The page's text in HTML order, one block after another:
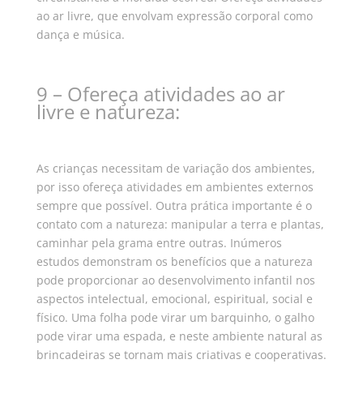
ao ar livre, que envolvam expressão corporal como
dança e música.
9 – Ofereça atividades ao ar
livre e natureza:
As crianças necessitam de variação dos ambientes,
por isso ofereça atividades em ambientes externos
sempre que possível. Outra prática importante é o
contato com a natureza: manipular a terra e plantas,
caminhar pela grama entre outras. Inúmeros
estudos demonstram os benefícios que a natureza
pode proporcionar ao desenvolvimento infantil nos
aspectos intelectual, emocional, espiritual, social e
físico. Uma folha pode virar um barquinho, o galho
pode virar uma espada, e neste ambiente natural as
brincadeiras se tornam mais criativas e cooperativas.